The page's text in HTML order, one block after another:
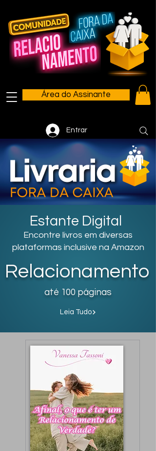
Área do Assinante
Entrar
Estante Digital
Encontre livros em diversas
plataformas inclusive na Amazon
Relacionamento
até 100 páginas
Leia Tudo